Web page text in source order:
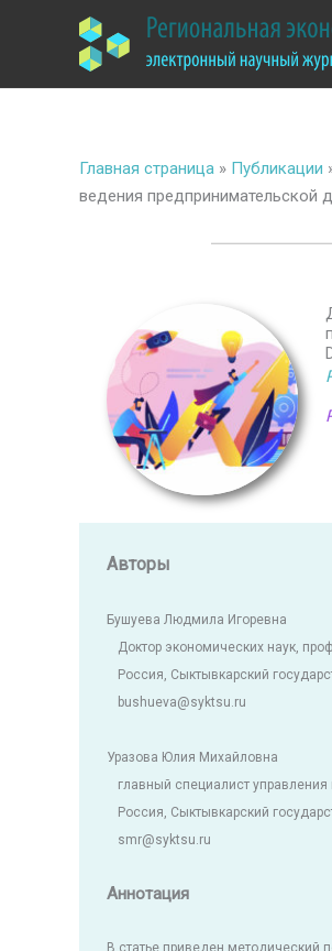
содержимому
Главная страница » Публикации
ведения предпринимательской
Авторы
Бушуева Людмила Игоревна
Доктор экономических наук,
Россия, Сыктывкарский
bushueva@syktsu.ru
Уразова Юлия Михайловна
главный специалист
Россия, Сыктывкарский
smr@syktsu.ru
Аннотация
В статье приведен методический